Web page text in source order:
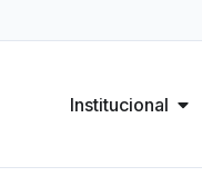
Institucional